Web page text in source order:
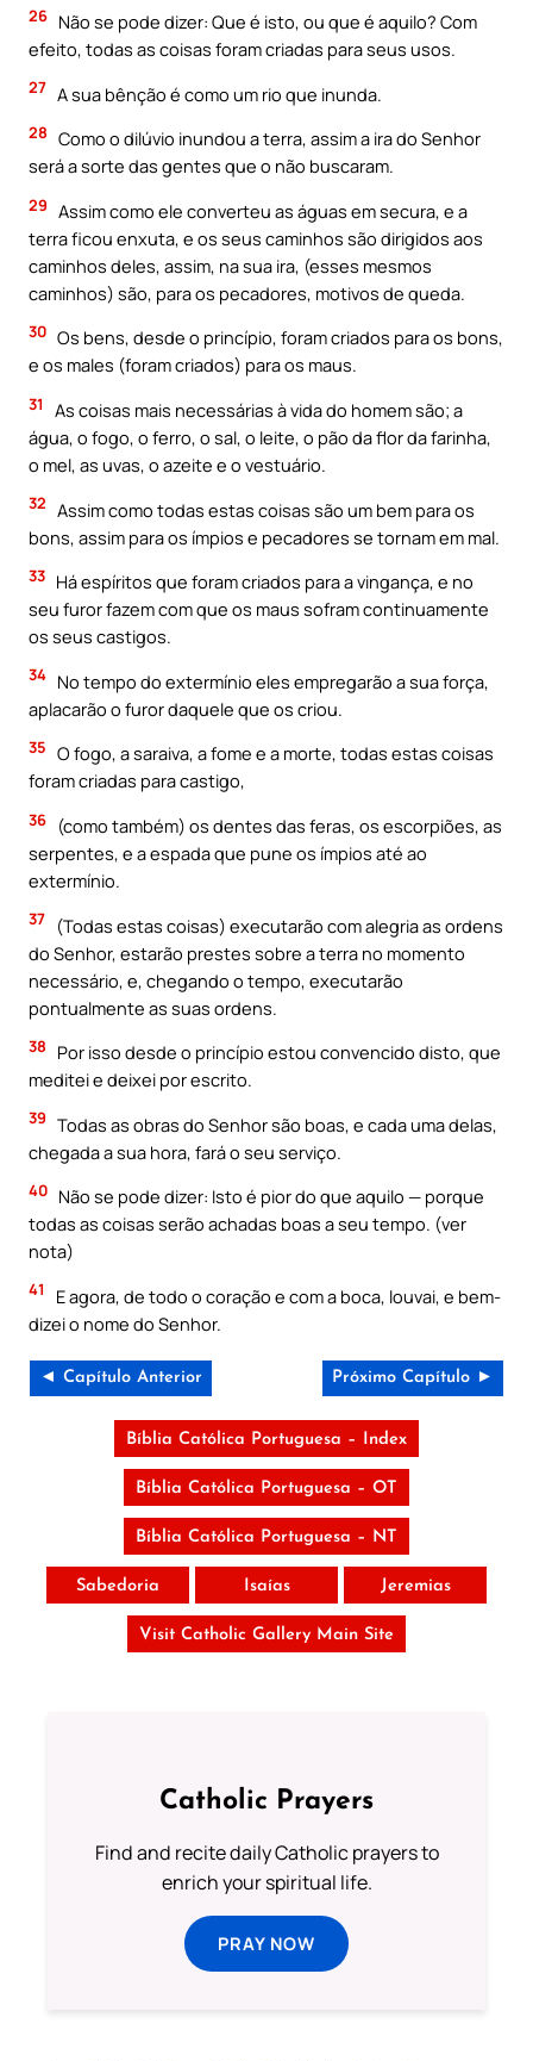
26 Não se pode dizer: Que é isto, ou que é aquilo? Com
efeito, todas as coisas foram criadas para seus usos.
27 A sua bênção é como um rio que inunda.
28 Como o dilúvio inundou a terra, assim a ira do Senhor
será a sorte das gentes que o não buscaram.
29 Assim como ele converteu as águas em secura, e a
terra ficou enxuta, e os seus caminhos são dirigidos aos
caminhos deles, assim, na sua ira, (esses mesmos
caminhos) são, para os pecadores, motivos de queda.
30 Os bens, desde o princípio, foram criados para os bons,
e os males (foram criados) para os maus.
31
As coisas mais necessárias à vida do homem são; a
água, o fogo, o ferro, o sal, o leite, o pão da flor da farinha,
o mel, as uvas, o azeite e o vestuário.
32 Assim como todas estas coisas são um bem para os
bons, assim para os ímpios e pecadores se tornam em mal.
33 Há espíritos que foram criados para a vingança, e no
seu furor fazem com que os maus sofram continuamente
os seus castigos.
34 No tempo do extermínio eles empregarão a sua força,
aplacarão o furor daquele que os criou.
35 O fogo, a saraiva, a fome e a morte, todas estas coisas
foram criadas para castigo,
36
(como também) os dentes das feras, os escorpiões, as
serpentes, e a espada que pune os ímpios até ao
extermínio.
37
(Todas estas coisas) executarão com alegria as ordens
do Senhor, estarão prestes sobre a terra no momento
necessário, e, chegando o tempo, executarão
pontualmente as suas ordens.
38
Por isso desde o princípio estou convencido disto, que
meditei e deixei por escrito.
39 Todas as obras do Senhor são boas, e cada uma delas,
chegada a sua hora, fará o seu serviço.
40 Não se pode dizer: Isto é pior do que aquilo — porque
todas as coisas serão achadas boas a seu tempo. (ver
nota)
41
E agora, de todo o coração e com a boca, louvai, e bem-
dizei o nome do Senhor.
◄ Capítulo Anterior Próximo Capítulo ►
Bíblia Católica Portuguesa – Index
Bíblia Católica Portuguesa – OT
Bíblia Católica Portuguesa – NT
Sabedoria Isaías Jeremias
Visit Catholic Gallery Main Site
Catholic Prayers
Find and recite daily Catholic prayers to
enrich your spiritual life.
PRAY NOW